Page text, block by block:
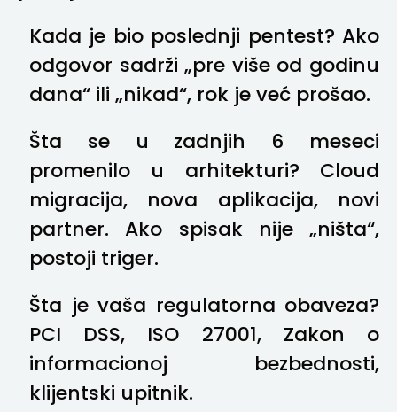
Kada je bio poslednji pentest? Ako
odgovor sadrži „pre više od godinu
dana“ ili „nikad“, rok je već prošao.
Šta se u zadnjih 6 meseci
promenilo u arhitekturi? Cloud
migracija, nova aplikacija, novi
partner. Ako spisak nije „ništa“,
postoji triger.
Šta je vaša regulatorna obaveza?
PCI DSS, ISO 27001, Zakon o
informacionoj bezbednosti,
klijentski upitnik.